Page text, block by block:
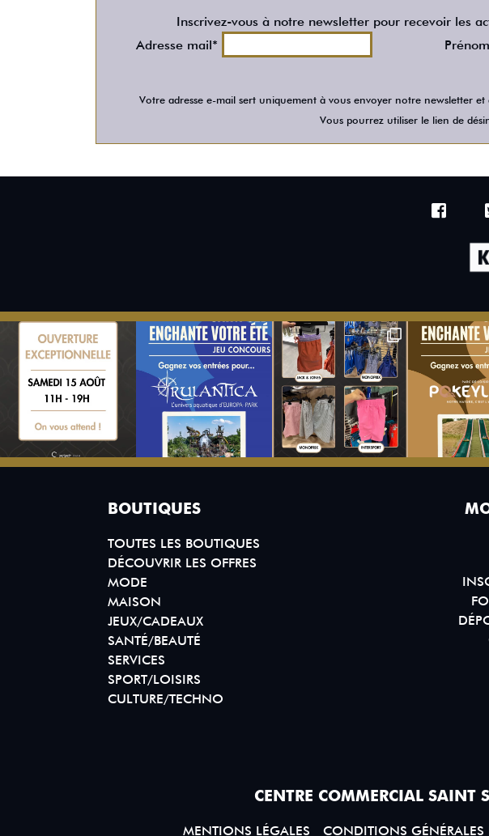
Inscrivez-vous à notre newsletter pour recevoir les
Adresse mail*
Prénom
Votre adresse e-mail sert uniquement à vous envoyer notre newsletter
Vous pourrez utiliser le lien de
BOUTIQUES
TOUTES LES BOUTIQUES
DÉCOUVRIR LES OFFRES
MODE
MAISON
JEUX/CADEAUX
SANTÉ/BEAUTÉ
SERVICES
SPORT/LOISIRS
CULTURE/TECHNO
CENTRE COMMERCIAL SAINT
MENTIONS LÉGALES CONDITIONS GÉNÉRALES